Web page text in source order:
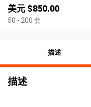
美元 $850.00
50 - 200 套
描述
描述